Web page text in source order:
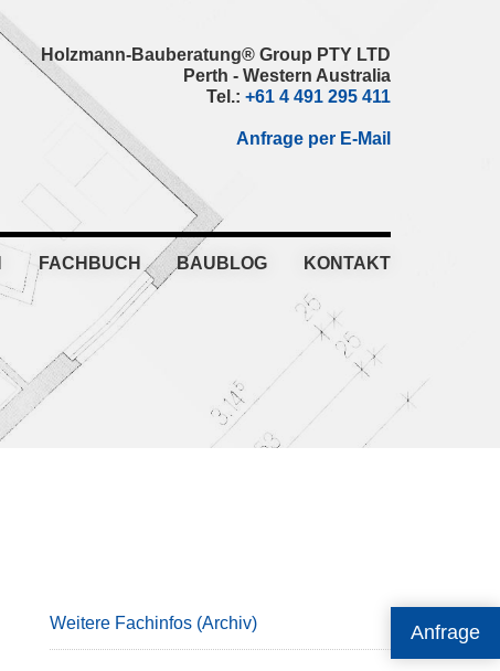
Anfrage
Holzmann-Bauberatung® Group PTY LTD
Perth - Western Australia
Tel.: +61 4 491 295 411
Anfrage per E-Mail
FACHBUCH BAUBLOG KONTAKT
Weitere Fachinfos (Archiv)